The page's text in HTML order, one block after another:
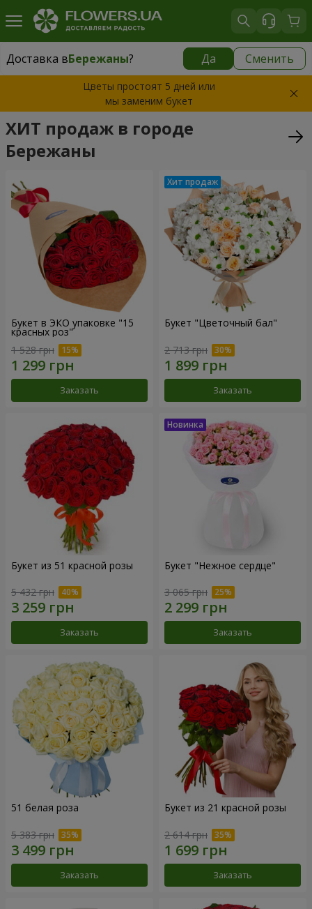
Доставка вБережаны? Да Сменить
Доставка вБережаны|
Цветы простоят 5 дней или
мы заменим букет
ХИТ продаж в городе
Бережаны
Букет в ЭКО упаковке "15
красных роз"
1 528 грн
Заказать
Букет "Цветочный бал"
2 713 грн
Заказать
Букет из 51 красной розы
5 432 грн
Заказать
Букет "Нежное сердце"
3 065 грн
Заказать
51 белая роза
5 383 грн
Заказать
Букет из 21 красной розы
2 614 грн
Заказать